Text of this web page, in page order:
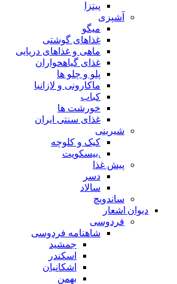
پیتزا
آشپزی
میگو
غذاهای گوشتی
ماهی و غذاهای دریایی
غذای گیاهخواران
پلو و چلو ها
ماکارونی و لازانیا
کباب
خورشت ها
غذای سنتی ایران
شیرینی
کیک و کلوچه
.بیسکویت
پیش غذا
دسر
سالاد
ساندویچ
دیوان اشعار
فردوسی
شاهنامه فردوسی
جمشید
اسکندر
اشکانیان
بهمن